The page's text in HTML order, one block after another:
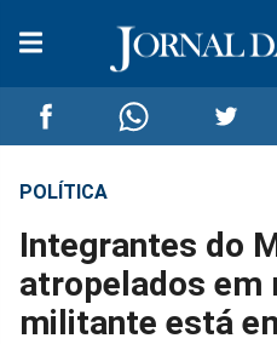
Compartilhar
no
Facebook
Compartilhar
no
Whatsapp
no
Twitter
POLÍTICA
Integrantes do
atropelados em
militante está